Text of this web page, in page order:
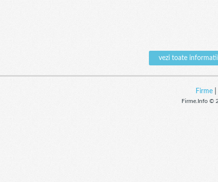
vezi toate informatii
Firme|
Firme.Info ©